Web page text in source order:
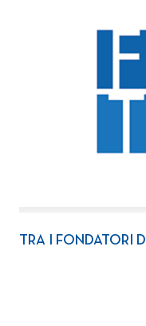
TRA I FONDATORI DI